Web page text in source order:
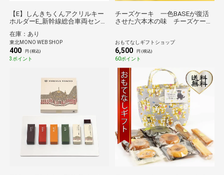
【E】しんきちくんアクリルキー
ホルダーE_新幹線総合車両センタ
在庫：あり
東北MONO WEB SHOP
400 円 (税込)
3ポイント
チーズケーキ 一色BASEが復活
させた六本木の味 チーズケー
おもてなしギフトショップ
6,500 円 (税込)
60ポイント